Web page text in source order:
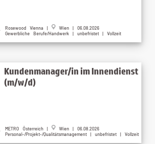
Rosewood Vienna |
Wien | 06.08.2026
Gewerbliche Berufe/Handwerk | unbefristet | Vollzeit
Kundenmanager/in im Innendienst
(m/w/d)
METRO Österreich |
Wien | 06.08.2026
Personal-/Projekt-/Qualitätsmanagement | unbefristet | Vollzeit